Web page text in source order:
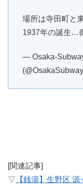
場所は寺田町と
1937年の誕生…
— Osaka-
[関連記事]
▽
【銭湯】生野区